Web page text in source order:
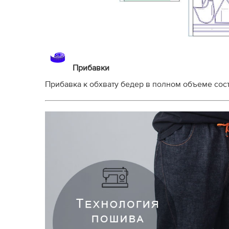
Прибавки
Прибавка к обхвату бедер в полном объеме